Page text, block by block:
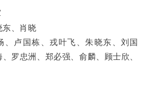
东、肖晓
、卢国栋、戎叶飞、朱晓东、刘国
罗忠洲、郑必强、俞麟、顾士欣、